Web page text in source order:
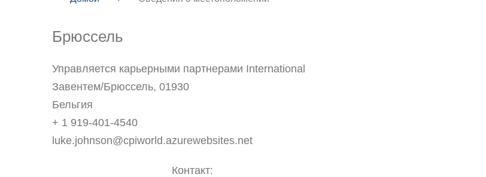
Брюссель
Управляется карьерными партнерами International
Завентем/Брюссель, 01930
Бельгия
+ 1 919-401-4540
luke.johnson@cpiworld.azurewebsites.net
Контакт: